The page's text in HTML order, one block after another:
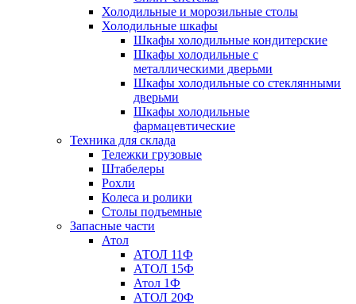
Холодильные и морозильные столы
Холодильные шкафы
Шкафы холодильные кондитерские
Шкафы холодильные с
металлическими дверьми
Шкафы холодильные со стеклянными
дверьми
Шкафы холодильные
фармацевтические
Техника для склада
Тележки грузовые
Штабелеры
Рохли
Колеса и ролики
Столы подъемные
Запасные части
Атол
АТОЛ 11Ф
АТОЛ 15Ф
Атол 1Ф
АТОЛ 20Ф